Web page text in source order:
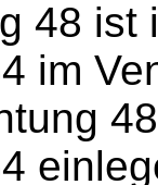
48 ist
im